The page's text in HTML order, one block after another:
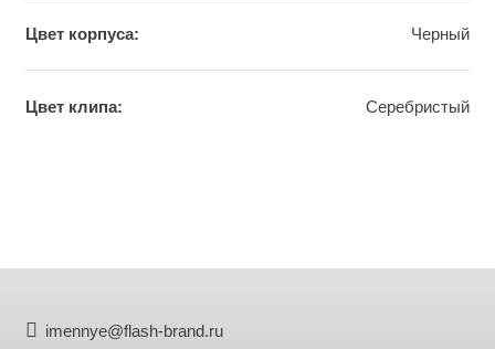
Цвет корпуса: Черный
Цвет клипа: Сeребристый
imennye@flash-brand.ru